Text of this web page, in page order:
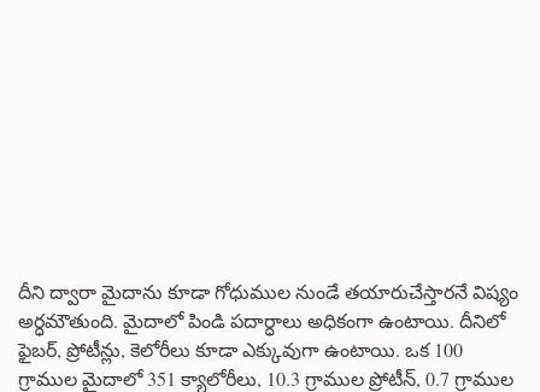
దీని ద్వారా మైదాను కూడా గోధుముల నుండే తయారుచేస్తారనే విష్యం
అర్ధమౌతుంది. మైదాలో పిండి పదార్ధాలు అధికంగా ఉంటాయి. దీనిలో
ఫైబర్, ప్రోటీన్లు, కెలోరీలు కూడా ఎక్కువుగా ఉంటాయి. ఒక 100
గ్రాముల మైదాలో 351 క్యాలోరీలు, 10.3 గ్రాముల ప్రోటీన్, 0.7 గ్రాముల